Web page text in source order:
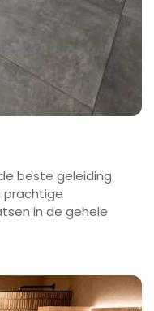
beste geleiding
prachtige
in de gehele